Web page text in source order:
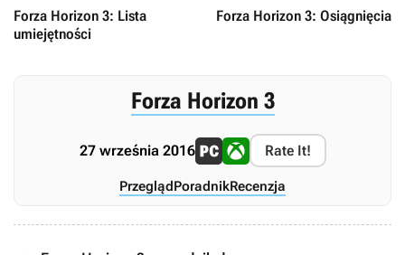
Forza Horizon 3: Lista
umiejętności
Forza Horizon 3: Osiągnięcia
Forza Horizon 3
27 września 2016 Rate It!
PrzeglądPoradnikRecenzja